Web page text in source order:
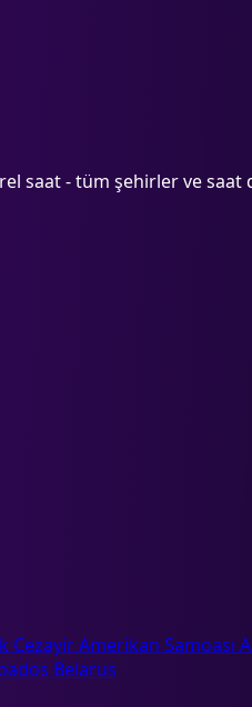
saat - tüm şehirler ve saat
CezayirAmerikan Samoası
Belarus